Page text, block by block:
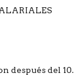
después del 10.